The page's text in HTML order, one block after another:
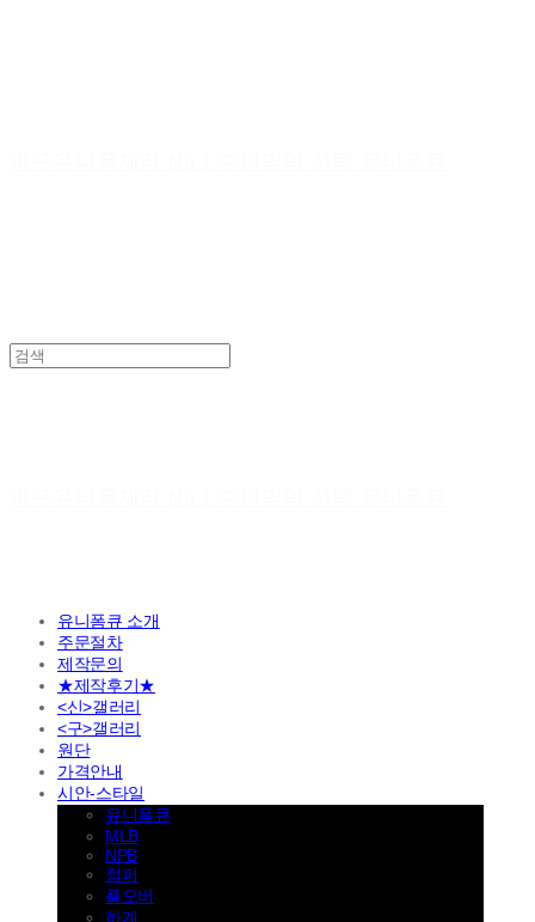
유니폼큐 소개
주문절차
제작문의
★제작후기★
<신>갤러리
<구>갤러리
원단
가격안내
시안-스타일
유니폼큐
MLB
NPB
점퍼
풀오버
하계